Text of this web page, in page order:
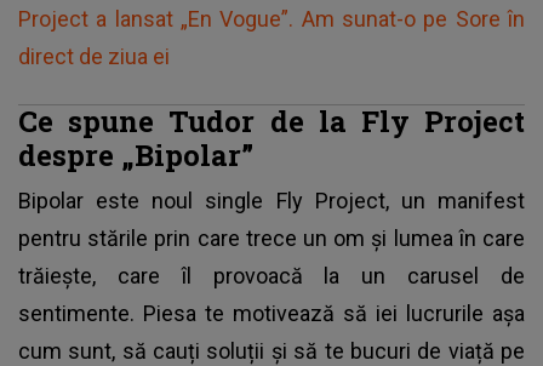
Project a lansat „En Vogue”. Am sunat-o pe Sore în
direct de ziua ei
Ce spune Tudor de la Fly Project
despre „Bipolar”
Bipolar este noul single Fly Project, un manifest
pentru stările prin care trece un om și lumea în care
trăiește, care îl provoacă la un carusel de
sentimente. Piesa te motivează să iei lucrurile așa
cum sunt, să cauți soluții și să te bucuri de viață pe